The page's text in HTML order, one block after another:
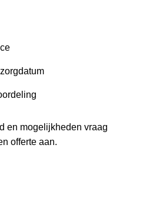
en mogelijkheden vraag
offerte aan.